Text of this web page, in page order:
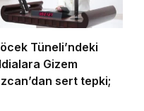
Tüneli’ndeki
Gizem
sert tepki;